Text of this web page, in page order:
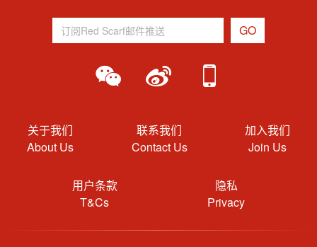
关于我们
About Us
联系我们
Contact Us
加入我们
Join Us
用户条款
T&Cs
隐私
Privacy